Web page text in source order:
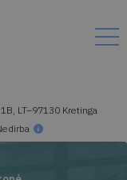
LT–97130 Kretinga